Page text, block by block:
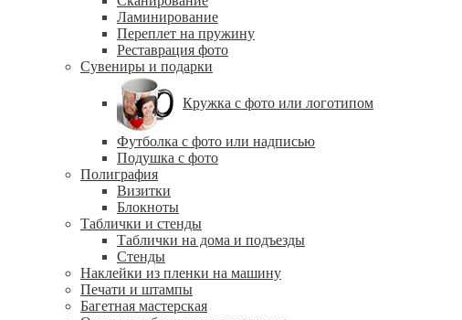
Ламинирование
Переплет на пружину
Реставрация фото
Сувениры и подарки
Кружка с фото или логотипом
Футболка с фото или надписью
Подушка с фото
Полиграфия
Визитки
Блокноты
Таблички и стенды
Таблички на дома и подъезды
Стенды
Наклейки из пленки на машину
Печати и штампы
Багетная мастерская